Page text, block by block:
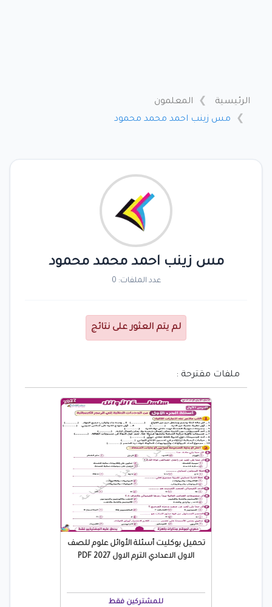
الرئيسية
المعلمون
مس زينب احمد محمد محمود
مس زينب احمد محمد محمود
عدد الملفات: 0
لم يتم العثور على نتائج
ملفات مقترحة :
تحميل بوكليت أسئلة الأوائل علوم للصف
الاول الاعدادي الترم الاول 2027 PDF
للمشتركين فقط